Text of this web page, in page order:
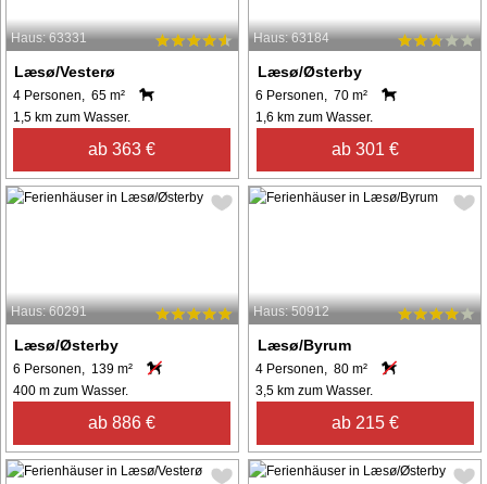
Haus: 63331
Læsø/Vesterø
4 Personen, 65 m²
1,5 km zum Wasser.
ab 363 €
Haus: 63184
Læsø/Østerby
6 Personen, 70 m²
1,6 km zum Wasser.
ab 301 €
Haus: 60291
Læsø/Østerby
6 Personen, 139 m²
400 m zum Wasser.
ab 886 €
Haus: 50912
Læsø/Byrum
4 Personen, 80 m²
3,5 km zum Wasser.
ab 215 €